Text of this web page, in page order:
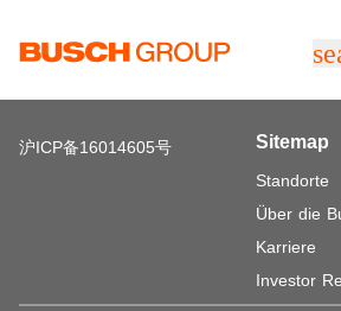
沪ICP备16014605号 Sitemap
Standorte
Über die
Karriere
Investor